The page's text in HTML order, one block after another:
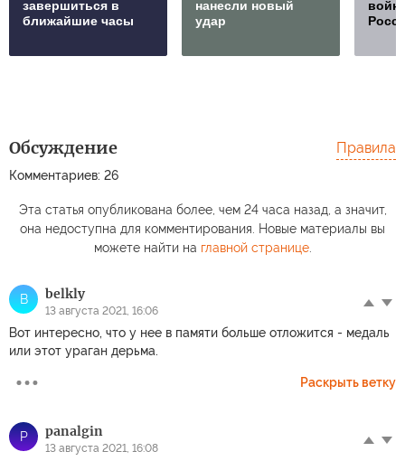
завершиться в
ближайшие часы
нанесли новый
удар
Обсуждение
Комментариев: 26
Правила
Эта статья опубликована более, чем 24 часа назад, а значит,
она недоступна для комментирования. Новые материалы вы
можете найти на главной странице.
B belkly
13 августа 2021, 16:06
Вот интересно, что у нее в памяти больше отложится - медаль
или этот ураган дерьма.
Раскрыть ветку
P panalgin
13 августа 2021, 16:08